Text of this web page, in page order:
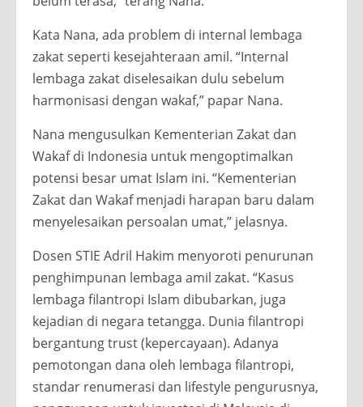
Kata Nana, ada problem di internal lembaga
zakat seperti kesejahteraan amil. “Internal
lembaga zakat diselesaikan dulu sebelum
harmonisasi dengan wakaf,” papar Nana.
Nana mengusulkan Kementerian Zakat dan
Wakaf di Indonesia untuk mengoptimalkan
potensi besar umat Islam ini. “Kementerian
Zakat dan Wakaf menjadi harapan baru dalam
menyelesaikan persoalan umat,” jelasnya.
Dosen STIE Adril Hakim menyoroti penurunan
penghimpunan lembaga amil zakat. “Kasus
lembaga filantropi Islam dibubarkan, juga
kejadian di negara tetangga. Dunia filantropi
bergantung trust (kepercayaan). Adanya
pemotongan dana oleh lembaga filantropi,
standar renumerasi dan lifestyle pengurusnya,